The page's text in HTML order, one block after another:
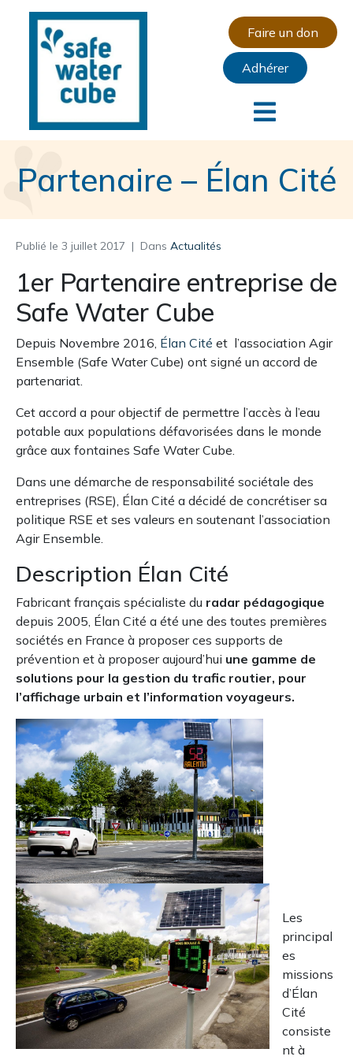
Faire un don
Adhérer
Partenaire – Élan Cité
Publié le 3 juillet 2017 Dans Actualités
1er Partenaire entreprise de
Safe Water Cube
Depuis Novembre 2016, Élan Cité et l’association Agir
Ensemble (Safe Water Cube) ont signé un accord de
partenariat.
Cet accord a pour objectif de permettre l’accès à l’eau
potable aux populations défavorisées dans le monde
grâce aux fontaines Safe Water Cube.
Dans une démarche de responsabilité sociétale des
entreprises (RSE), Élan Cité a décidé de concrétiser sa
politique RSE et ses valeurs en soutenant l’association
Agir Ensemble.
Description Élan Cité
Fabricant français spécialiste du radar pédagogique
depuis 2005, Élan Cité a été une des toutes premières
sociétés en France à proposer ces supports de
prévention et à proposer aujourd’hui une gamme de
solutions pour la gestion du trafic routier, pour
l’affichage urbain et l’information voyageurs.
Les
principal
es
missions
d’Élan
Cité
consiste
nt à